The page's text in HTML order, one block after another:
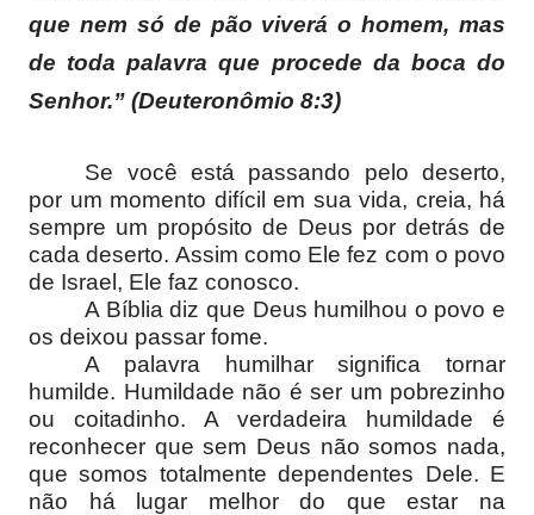
que nem só de pão viverá o homem, mas
de toda palavra que procede da boca do
Senhor.” (Deuteronômio 8:3)
Se você está passando pelo deserto,
por um momento difícil em sua vida, creia, há
sempre um propósito de Deus por detrás de
cada deserto. Assim como Ele fez com o povo
de Israel, Ele faz conosco.
A Bíblia diz que Deus humilhou o povo e
os deixou passar fome.
A palavra humilhar significa tornar
humilde. Humildade não é ser um pobrezinho
ou coitadinho. A verdadeira humildade é
reconhecer que sem Deus não somos nada,
que somos totalmente dependentes Dele. E
não há lugar melhor do que estar na